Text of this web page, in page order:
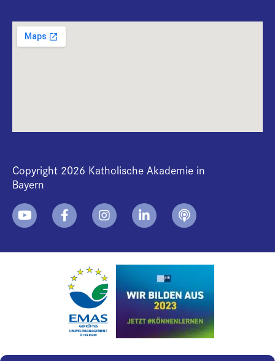
Copyright 2026 Katholische Akademie in
Bayern